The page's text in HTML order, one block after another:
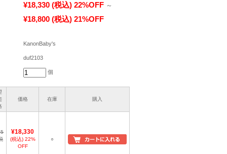
¥18,330 (税込) 22%OFF ～
¥18,800 (税込) 21%OFF
KanonBaby's
duf2103
個
価格 在庫 購入
¥18,330
(税込) 22%
OFF
○